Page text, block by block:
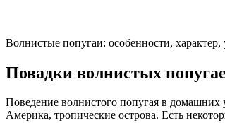
Волнистые попугаи: особенности, характер,
Повадки волнистых
Поведение волнистого попугая в
Америка, тропические острова. Есть